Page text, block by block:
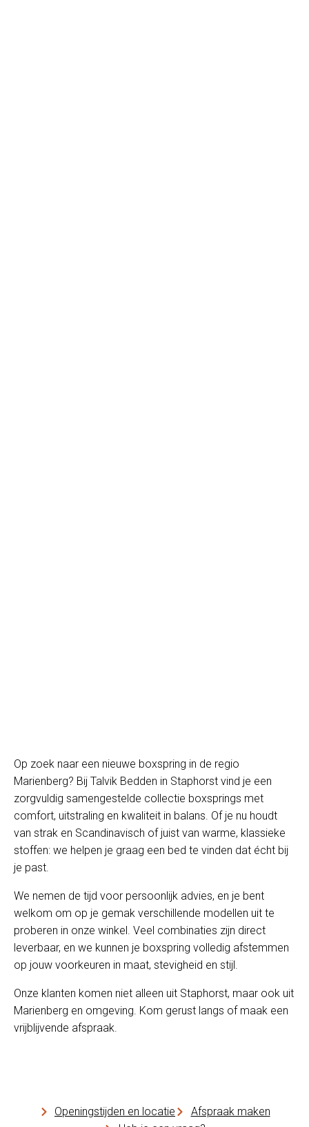
Op zoek naar een nieuwe boxspring in de regio
Marienberg? Bij Talvik Bedden in Staphorst vind je een
zorgvuldig samengestelde collectie boxsprings met
comfort, uitstraling en kwaliteit in balans. Of je nu houdt
van strak en Scandinavisch of juist van warme, klassieke
stoffen: we helpen je graag een bed te vinden dat écht bij
je past.
We nemen de tijd voor persoonlijk advies, en je bent
welkom om op je gemak verschillende modellen uit te
proberen in onze winkel. Veel combinaties zijn direct
leverbaar, en we kunnen je boxspring volledig afstemmen
op jouw voorkeuren in maat, stevigheid en stijl.
Onze klanten komen niet alleen uit Staphorst, maar ook uit
Marienberg en omgeving. Kom gerust langs of maak een
vrijblijvende afspraak.
Openingstijden en locatie
Afspraak maken